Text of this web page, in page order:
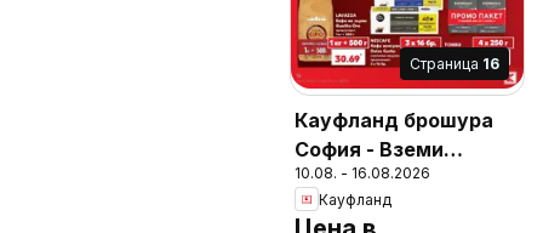
Cтраница 16
Кауфланд брошура
София - Вземи
повече, спести
повече
10.08. - 16.08.2026
Кауфланд